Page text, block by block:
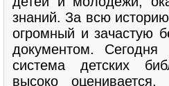
знаний. За всю
огромный и зачастую
документом. Сегодня
система детских
высоко